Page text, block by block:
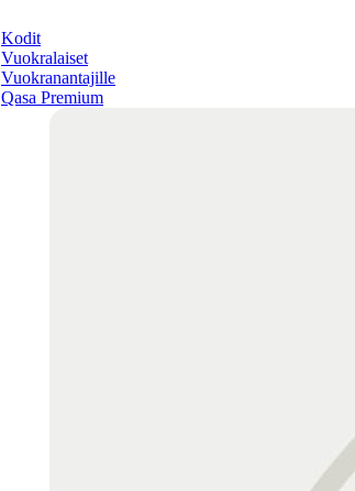
Kodit
Vuokralaiset
Vuokranantajille
Qasa Premium